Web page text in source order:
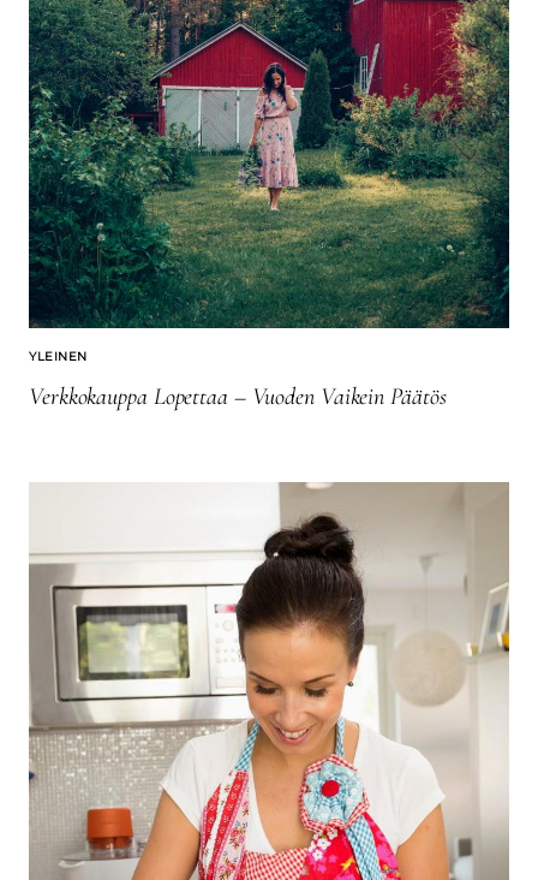
YLEINEN
Verkkokauppa Lopettaa – Vuoden Vaikein Päätös